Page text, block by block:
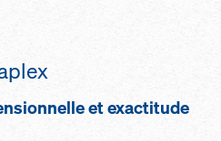
et exactitude